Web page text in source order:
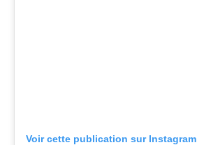
Voir cette publication sur Instagram